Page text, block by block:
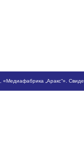
, «Медиафабрика „Аракс“».